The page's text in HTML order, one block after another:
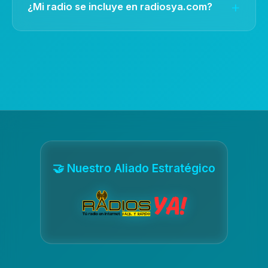
o consulta, te respondemos en minutos para
garantizar la continuidad de tu radio.
¿Mi radio se incluye en radiosya.com?
🤝 Nuestro Aliado Estratégico